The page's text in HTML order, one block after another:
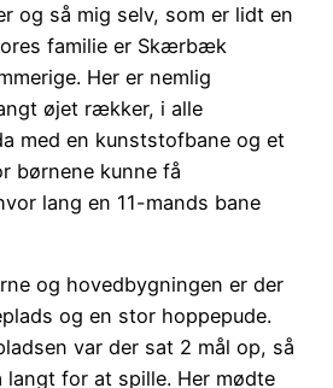
og så mig selv, som er lidt en
familie er Skærbæk
Her er nemlig
øjet rækker, i alle
med en kunststofbane og et
børnene kunne få
lang en 11-mands bane
og hovedbygningen er der
og en stor hoppepude.
var der sat 2 mål op, så
langt for at spille. Her mødte